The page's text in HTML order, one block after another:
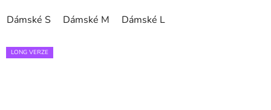
Dámské S Dámské M Dámské L
LONG VERZE